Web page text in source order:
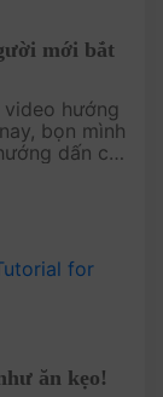
mới bắt
hướng
bọn mình
dấn cực
ăn kẹo!